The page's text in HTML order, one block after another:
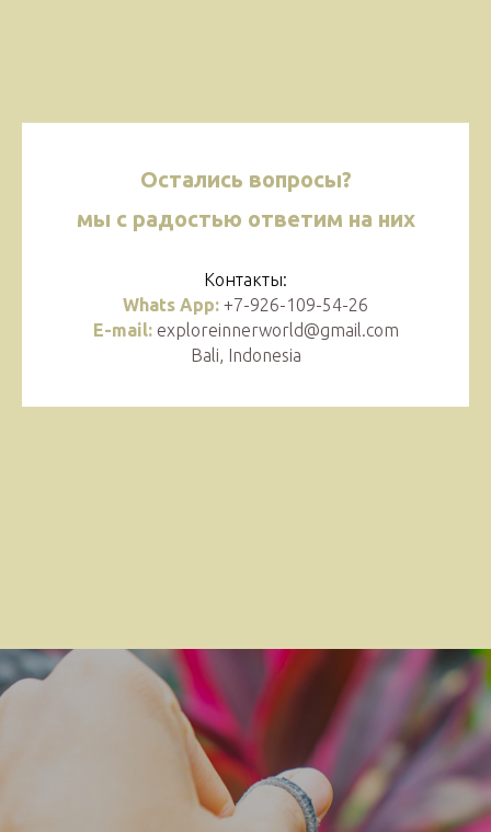
Остались вопросы?
мы с радостью ответим на них
Контакты:
Whats App: +7-926-109-54-26
E-mail: exploreinnerworld@gmail.com
Bali, Indonesia